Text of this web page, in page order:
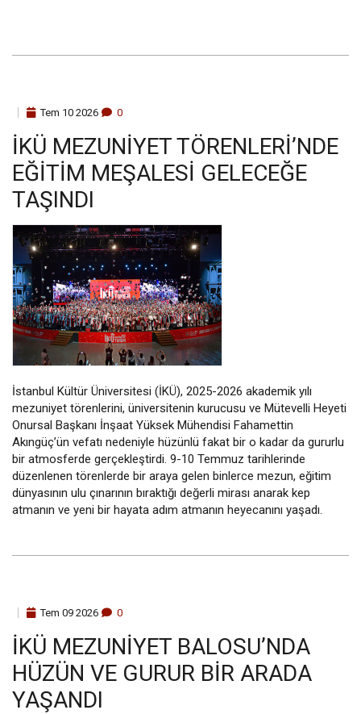
Tem 10 2026 0
İKÜ MEZUNIYET TÖRENLERI’NDE
EĞITIM MEŞALESI GELECEĞE
TAŞINDI
İstanbul Kültür Üniversitesi (İKÜ), 2025-2026 akademik yılı
mezuniyet törenlerini, üniversitenin kurucusu ve Mütevelli Heyeti
Onursal Başkanı İnşaat Yüksek Mühendisi Fahamettin
Akıngüç’ün vefatı nedeniyle hüzünlü fakat bir o kadar da gururlu
bir atmosferde gerçekleştirdi. 9-10 Temmuz tarihlerinde
düzenlenen törenlerde bir araya gelen binlerce mezun, eğitim
dünyasının ulu çınarının bıraktığı değerli mirası anarak kep
atmanın ve yeni bir hayata adım atmanın heyecanını yaşadı.
Tem 09 2026 0
İKÜ MEZUNIYET BALOSU’NDA
HÜZÜN VE GURUR BIR ARADA
YAŞANDI